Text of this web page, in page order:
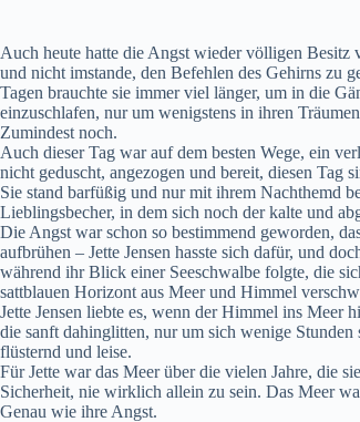
Auch heute hatte die Angst wieder völligen Besitz
und nicht imstande, den Befehlen des Gehirns zu
Tagen brauchte sie immer viel länger, um in die
einzuschlafen, nur um wenigstens in ihren
Zumindest noch.
Auch dieser Tag war auf dem besten Wege, ein
nicht geduscht, angezogen und bereit, diesen Tag
Sie stand barfüßig und nur mit ihrem Nachthemd
Lieblingsbecher, in dem sich noch der kalte und
Die Angst war schon so bestimmend geworden,
aufbrühen – Jette Jensen hasste sich dafür, und
während ihr Blick einer Seeschwalbe folgte, die
sattblauen Horizont aus Meer und Himmel
Jette Jensen liebte es, wenn der Himmel ins Meer
die sanft dahinglitten, nur um sich wenige
flüsternd und leise.
Für Jette war das Meer über die vielen Jahre, die
Sicherheit, nie wirklich allein zu sein. Das Meer
Genau wie ihre Angst.